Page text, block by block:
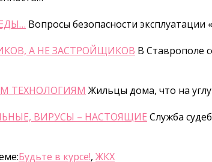
Вопросы безопасности
А НЕ ЗАСТРОЙЩИКОВ В Ставрополе
ТЕХНОЛОГИЯМ Жильцы дома, что на
ВИРУСЫ – НАСТОЯЩИЕ Служба
Будьте в курсе!, ЖКХ